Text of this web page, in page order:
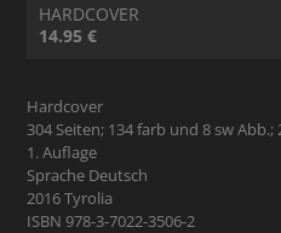
HARDCOVER
14.95 €
Hardcover
304 Seiten; 134 farb und 8 sw Abb.;
1. Auflage
Sprache Deutsch
2016 Tyrolia
ISBN 978-3-7022-3506-2